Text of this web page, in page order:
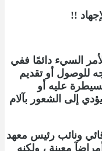
!!
السيء دائمًا ففي
للوصول أو تقديم
عليه أو
إلى الشعور بآلام
ونائب رئيس معهد
معينة ، ولكنه